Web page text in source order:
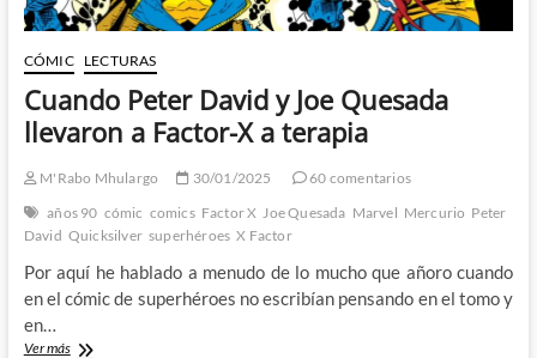
CÓMIC LECTURAS
Cuando Peter David y Joe Quesada
llevaron a Factor-X a terapia
M'Rabo Mhulargo 30/01/2025
60 comentarios
años 90 cómic comics Factor X Joe Quesada Marvel Mercurio Peter
David Quicksilver superhéroes X Factor
Por aquí he hablado a menudo de lo mucho que añoro cuando
en el cómic de superhéroes no escribían pensando en el tomo y
en…
Ver másCuando